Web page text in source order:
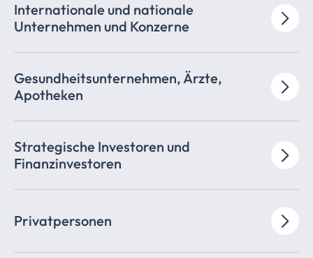
Internationale und nationale
Unternehmen und Konzerne
Gesundheitsunternehmen,Ärzte,
Apotheken
Strategische Investoren und
Finanzinvestoren
Privatpersonen